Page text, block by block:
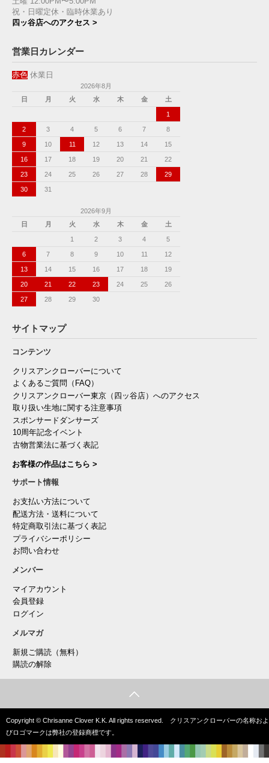
祝・日曜定休・臨時休業あり
四ッ谷店へのアクセス >
営業日カレンダー
赤色 休業日
2026年8月
日
月 火 水 木 金 土
1
2 3 4 5 6 7 8
9 10 11 12 13 14 15
16 17 18 19 20 21 22
23 24 25 26 27 28 29
30 31
2026年9月
日
月 火 水 木 金 土
1 2 3 4 5
6 7 8 9 10 11 12
13 14 15 16 17 18 19
20 21 22 23 24 25 26
27 28 29 30
サイトマップ
コンテンツ
クリスアンクローバーについて
よくあるご質問（FAQ）
クリスアンクローバー東京（四ッ谷店）へのアクセス
取り扱い生地に関する注意事項
スポンサードダンサーズ
10周年記念イベント
古物営業法に基づく表記
お客様の作品はこちら >
サポート情報
お支払い方法について
配送方法・送料について
特定商取引法に基づく表記
プライバシーポリシー
お問い合わせ
メンバー
マイアカウント
会員登録
ログイン
メルマガ
新規ご購読（無料）
購読の解除
Copyright © Chrisanne Clover K.K. All rights reserved. クリスアンクローバーの名称およ
びロゴマークは弊社の登録商標です。